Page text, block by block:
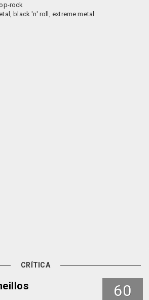
rock
black 'n' roll, extreme metal
CRÍTICA
60